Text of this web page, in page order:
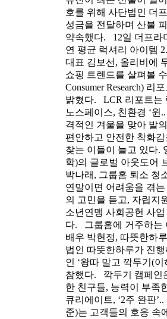
호를 위해 사단법인 더
성금을 전달하며 산불
약속했다. 12일 더프라
연 평균 럭셔리 아이템
대표 김보선, 올리비에
쇼핑 트렌드를 살펴볼
Consumer Research) 리
밝혔다. LCR 리포트는
노스페이스, 친환경 ‘윈..
격적인 겨울을 맞아 발
편안하고 안전한 착화
찾는 이들이 늘고 있다.
학)의 글로벌 아웃도어
박나래, 그룹홈 퇴소 청
연말이면 어려움을 겪
의 고민을 듣고, 자립지
소년연맹 사회공헌 사
다. 그룹홈에 거주하는
배우 박현정, 따뜻한하
법인 따뜻한하루가 진
인 ‘왕따 말고 깍두기(
참했다. 깍두기 캠페인
한 친구들, 능력이 부족
큐리에이트, ‘2주 완판’..
준)는 고객들의 호응 속